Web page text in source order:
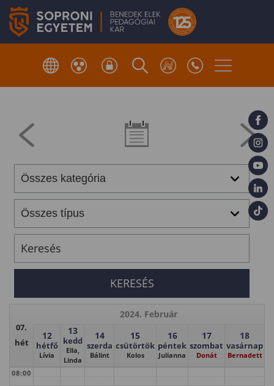
07.
hét
2024. Február
12
hétfő
Lívia
13
kedd
Ella,
Linda
14
szerda
Bálint
15
csütörtök
Kolos
16
péntek
Julianna
17
szombat
Donát
18
vasárnap
Bernadett
08:00